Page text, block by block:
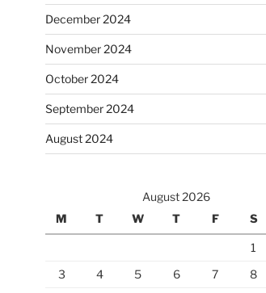
December 2024
November 2024
October 2024
September 2024
August 2024
August 2026
M
T W T F S
1
3
4 5 6 7 8